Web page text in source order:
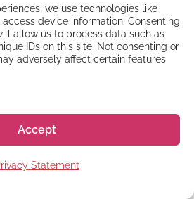
we use technologies like
device information. Consenting
allow us to process data such as
IDs on this site. Not consenting or
adversely affect certain features
Accept
Statement
considérer pour
bien choisir où
étudier au Japon
lieu d’études au Japon,
éléments à prendre en